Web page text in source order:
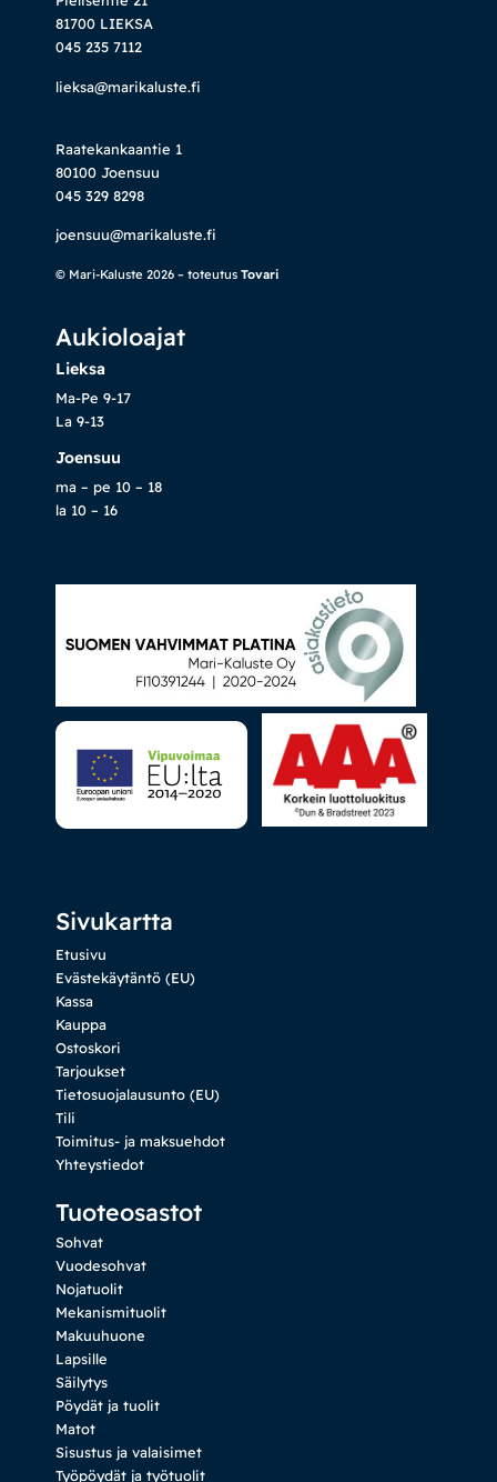
81700 LIEKSA
045 235 7112
lieksa@marikaluste.fi
Raatekankaantie 1
80100 Joensuu
045 329 8298
joensuu@marikaluste.fi
© Mari-Kaluste 2026 – toteutus Tovari
Aukioloajat
Lieksa
Ma-Pe 9-17
La 9-13
Joensuu
ma – pe 10 – 18
la 10 – 16
Sivukartta
Etusivu
Evästekäytäntö (EU)
Kassa
Kauppa
Ostoskori
Tarjoukset
Tietosuojalausunto (EU)
Tili
Toimitus- ja maksuehdot
Yhteystiedot
Tuoteosastot
Sohvat
Vuodesohvat
Nojatuolit
Mekanismituolit
Makuuhuone
Lapsille
Säilytys
Pöydät ja tuolit
Matot
Sisustus ja valaisimet
Työpöydät ja työtuolit